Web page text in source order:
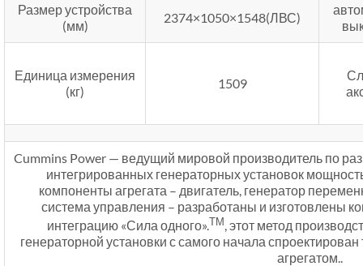
Размер устройства
(мм)
2374×1050×1548(ЛВС)
Единица измерения
(кг)
1509
Cummins Power — ведущий мировой производитель по
интегрированных генераторных установок
компоненты агрегата – двигатель, генератор
система управления – разработаны и изготовлены
интеграцию «Сила одного».ТМ, этот метод
генераторной установки с самого начала
агрегатом..